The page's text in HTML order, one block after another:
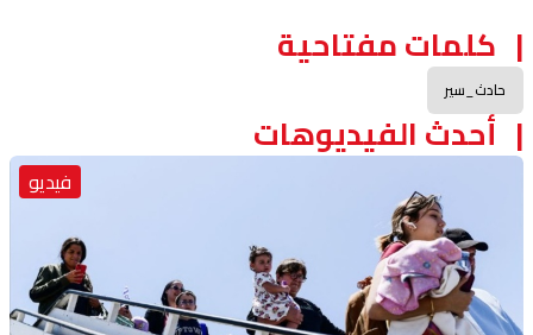
كلمات مفتاحية
حادث_سير
أحدث الفيديوهات
فيديو